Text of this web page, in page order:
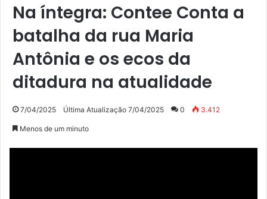
Na íntegra: Contee Conta a
batalha da rua Maria
Antônia e os ecos da
ditadura na atualidade
7/04/2025 Última Atualização 7/04/2025 0 3.412
Menos de um minuto